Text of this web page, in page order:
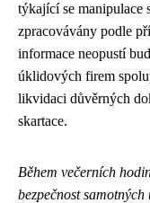
týkající se manipulace
zpracovávány podle
informace neopustí
úklidových firem
likvidaci důvěrných
skartace.
Během večerních
bezpečnost